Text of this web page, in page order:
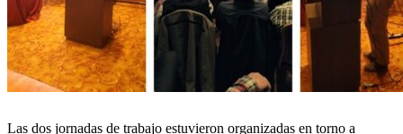
Las dos jornadas de trabajo estuvieron organizadas en torno a